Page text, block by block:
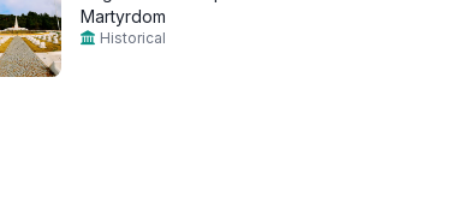
Martyrdom
Historical